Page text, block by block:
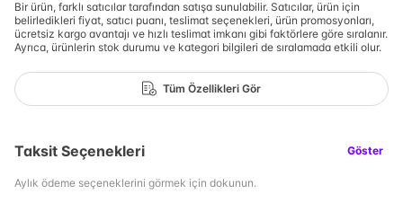
Bir ürün, farklı satıcılar tarafından satışa sunulabilir. Satıcılar, ürün için
belirledikleri fiyat, satıcı puanı, teslimat seçenekleri, ürün promosyonları,
ücretsiz kargo avantajı ve hızlı teslimat imkanı gibi faktörlere göre sıralanır.
Ayrıca, ürünlerin stok durumu ve kategori bilgileri de sıralamada etkili olur.
Tüm Özellikleri Gör
Taksit Seçenekleri Göster
Aylık ödeme seçeneklerini görmek için dokunun.